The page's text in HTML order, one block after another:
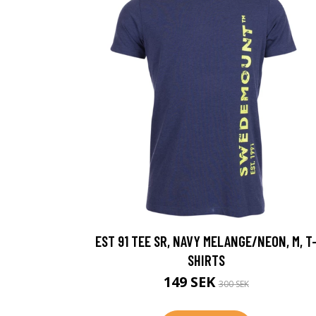
EST 91 TEE SR, NAVY MELANGE/NEON, M,
SHIRTS
149 SEK300 SEK